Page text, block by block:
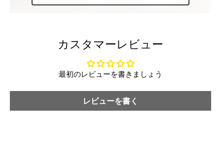
カスタマーレビュー
最初のレビューを書きましょう
レビューを書く